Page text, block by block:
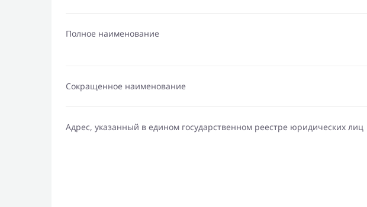
Полное наименование
Сокращенное наименование
Адрес, указанный в едином государственном реестре юридических лиц